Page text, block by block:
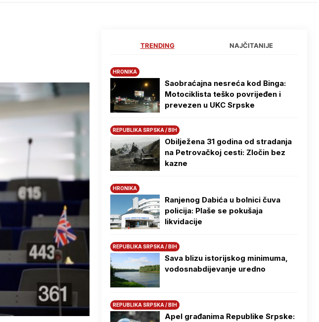
TRENDING NAJČITANIJE
HRONIKA
Saobraćajna nesreća kod Binga:
Motociklista teško povrijeđen i
prevezen u UKC Srpske
REPUBLIKA SRPSKA / BIH
Obilježena 31 godina od stradanja
na Petrovačkoj cesti: Zločin bez
kazne
HRONIKA
Ranjenog Dabića u bolnici čuva
policija: Plaše se pokušaja
likvidacije
REPUBLIKA SRPSKA / BIH
Sava blizu istorijskog minimuma,
vodosnabdijevanje uredno
REPUBLIKA SRPSKA / BIH
Apel građanima Republike Srpske: